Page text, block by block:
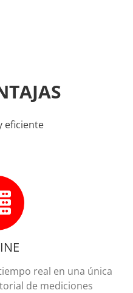
eficiente
real en una única
de mediciones